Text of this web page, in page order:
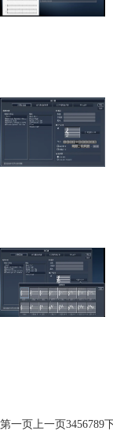
第一页 上一页3456789